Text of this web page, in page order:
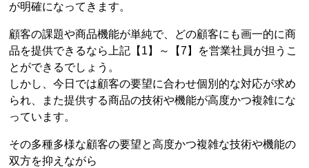
が明確になってきます。
顧客の課題や商品機能が単純で、どの顧客にも画一的に商
品を提供できるなら上記【1】～【7】を営業社員が担うこ
とができるでしょう。
しかし、今日では顧客の要望に合わせ個別的な対応が求め
られ、また提供する商品の技術や機能が高度かつ複雑にな
っています。
その多種多様な顧客の要望と高度かつ複雑な技術や機能の
双方を抑えながら